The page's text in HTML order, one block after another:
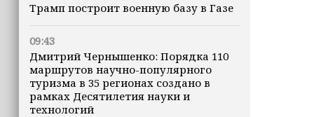
Трамп построит военную базу в Газе
09:43
Дмитрий Чернышенко: Порядка 110
маршрутов научно-популярного
туризма в 35 регионах создано в
рамках Десятилетия науки и
технологий